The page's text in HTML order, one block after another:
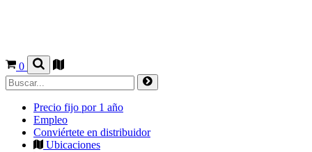
0
Precio fijo por 1 año
Empleo
Conviértete en distribuidor
Ubicaciones